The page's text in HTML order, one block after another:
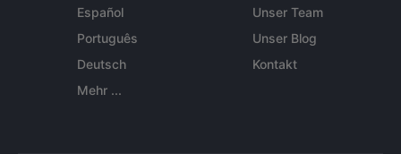
Español
Português
Deutsch
Mehr ...
Unser Team
Unser Blog
Kontakt